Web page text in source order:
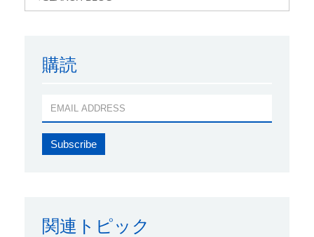
購読
関連トピック